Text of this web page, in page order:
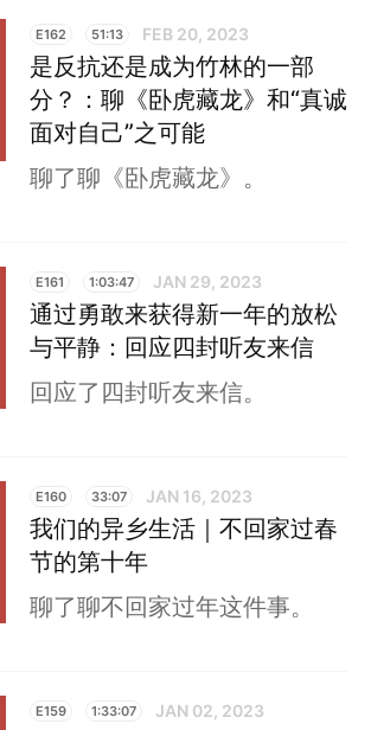
E162 51:13 FEB 20, 2023
是反抗还是成为竹林的一部
分？：聊《卧虎藏龙》和“真诚
面对自己”之可能
聊了聊《卧虎藏龙》。
E161 1:03:47 JAN 29, 2023
通过勇敢来获得新一年的放松
与平静：回应四封听友来信
回应了四封听友来信。
E160 33:07 JAN 16, 2023
我们的异乡生活｜不回家过春
节的第十年
聊了聊不回家过年这件事。
E159 1:33:07 JAN 02, 2023